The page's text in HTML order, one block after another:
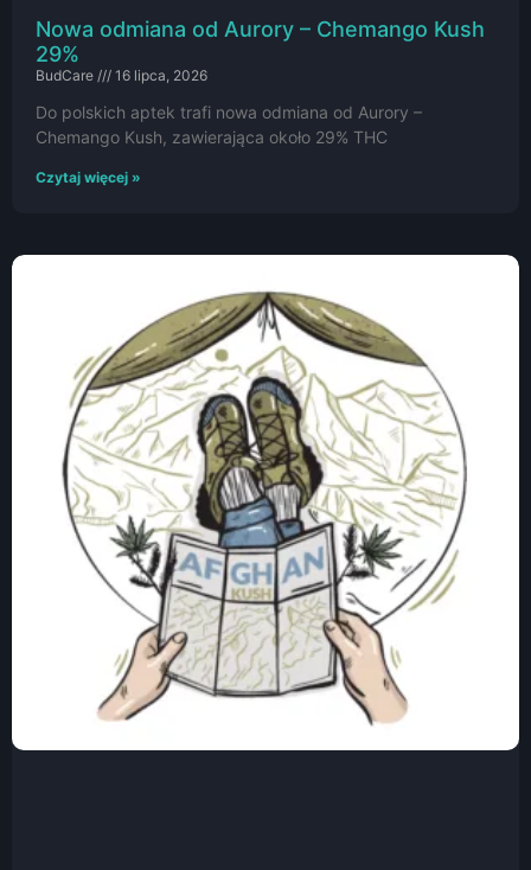
Nowa odmiana od Aurory – Chemango Kush
29%
BudCare 16 lipca, 2026
Do polskich aptek trafi nowa odmiana od Aurory –
Chemango Kush, zawierająca około 29% THC
Czytaj więcej »